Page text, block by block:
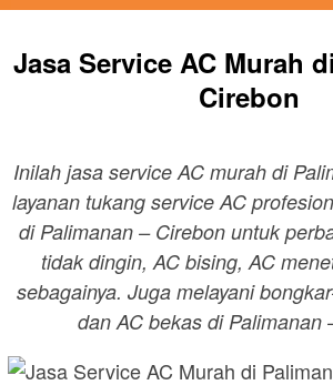
Jasa Service AC Murah
Cirebon
Inilah jasa service AC murah di
layanan tukang service AC
di Palimanan – Cirebon untuk
tidak dingin, AC bising, AC
sebagainya. Juga melayani
dan AC bekas di Palimanan